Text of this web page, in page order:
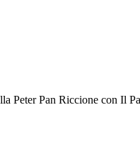
Peter Pan Riccione con Il